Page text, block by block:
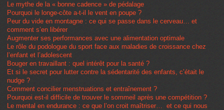
Le mythe de la « bonne cadence » de pédalage
Pourquoi le longe-côte a-t-il le vent en poupe ?
Peur du vide en montagne : ce qui se passe dans le cerveau… et
comment s’en libérer
Augmenter ses performances avec une alimentation optimale
Le rôle du podologue du sport face aux maladies de croissance chez
l’enfant et l’adolescent
Bouger en travaillant : quel intérêt pour la santé ?
Et si le secret pour lutter contre la sédentarité des enfants, c’était le
nudge ?
Comment concilier menstruations et entraînement ?
Pourquoi est-il difficile de trouver le sommeil après une compétition ?
Le mental en endurance : ce que l’on croit maîtriser… et ce qui nous